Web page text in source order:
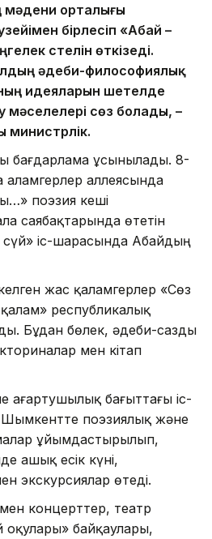
мәдени орталығы
бірлесіп «Абай –
үстелін өткізеді.
әдеби-философиялық
идеяларын шетелде
мәселелері сөз болады, –
министрлік.
бағдарлама ұсынылады. 8-
аллеясында
поэзия кеші
саябақтарында өтетін
іс-шарасында Абайдың
келген жас қаламгерлер «Сөз
республикалық
Бұдан бөлек, әдеби-сазды
мен кітап
ағартушылық бағыттағы іс-
поэзиялық және
ұйымдастырылып,
ашық есік күні,
экскурсиялар өтеді.
концерттер, театр
байқаулары,